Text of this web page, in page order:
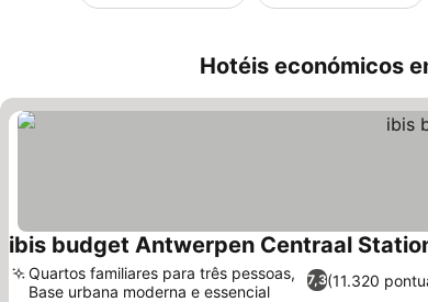
Hotéis económicos
ibis budget Antwerpen Centraal
7,3(11.320
Quartos familiares para três pessoas,
Base urbana moderna e essencial